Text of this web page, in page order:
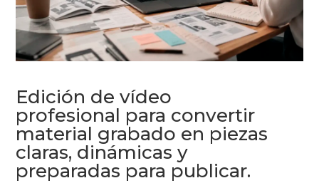
Edición de vídeo
profesional para convertir
material grabado en piezas
claras, dinámicas y
preparadas para publicar.